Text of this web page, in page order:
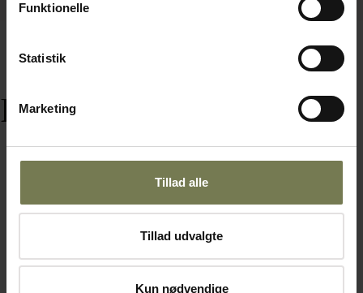
Funktionelle
Statistik
Marketing
Tillad alle
Tillad udvalgte
Kun nødvendige
Produkter i samme serie